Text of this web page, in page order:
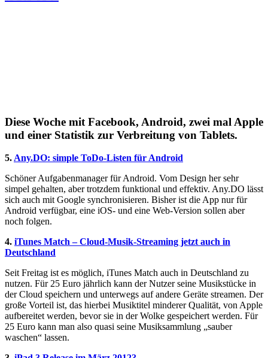
Diese Woche mit Facebook, Android, zwei mal Apple
und einer Statistik zur Verbreitung von Tablets.
5.Any.DO: simple ToDo-Listen für Android
Schöner Aufgabenmanager für Android. Vom Design her sehr
simpel gehalten, aber trotzdem funktional und effektiv. Any.DO lässt
sich auch mit Google synchronisieren. Bisher ist die App nur für
Android verfügbar, eine iOS- und eine Web-Version sollen aber
noch folgen.
4. iTunes Match – Cloud-Musik-Streaming jetzt auch in
Deutschland
Seit Freitag ist es möglich, iTunes Match auch in Deutschland zu
nutzen. Für 25 Euro jährlich kann der Nutzer seine Musikstücke in
der Cloud speichern und unterwegs auf andere Geräte streamen. Der
große Vorteil ist, das hierbei Musiktitel minderer Qualität, von Apple
aufbereitet werden, bevor sie in der Wolke gespeichert werden. Für
25 Euro kann man also quasi seine Musiksammlung „sauber
waschen“ lassen.